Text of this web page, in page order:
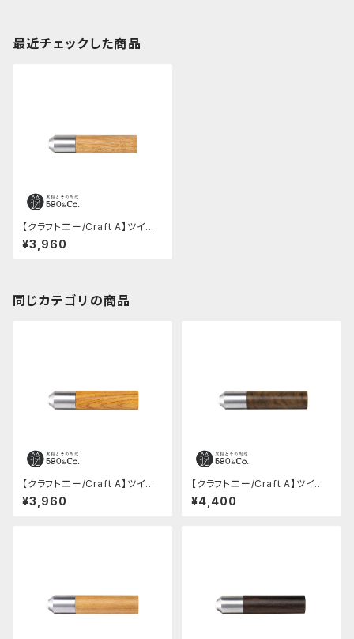
最近チェックした商品
【クラフトエー/Craft A】ツイスト
消しゴム(タブノキ)
¥3,960
同じカテゴリの商品
【クラフトエー/Craft A】ツイスト
消しゴム(ケヤキ)
¥3,960
【クラフトエー/Craft A】ツイスト
消しゴム(神代欅)
¥4,400